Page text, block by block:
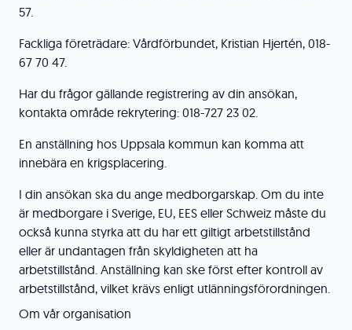
57.
Fackliga företrädare: Vårdförbundet, Kristian Hjertén, 018-
67 70 47.
Har du frågor gällande registrering av din ansökan,
kontakta område rekrytering: 018-727 23 02.
En anställning hos Uppsala kommun kan komma att
innebära en krigsplacering.
I din ansökan ska du ange medborgarskap. Om du inte
är medborgare i Sverige, EU, EES eller Schweiz måste du
också kunna styrka att du har ett giltigt arbetstillstånd
eller är undantagen från skyldigheten att ha
arbetstillstånd. Anställning kan ske först efter kontroll av
arbetstillstånd, vilket krävs enligt utlänningsförordningen.
Om vår organisation